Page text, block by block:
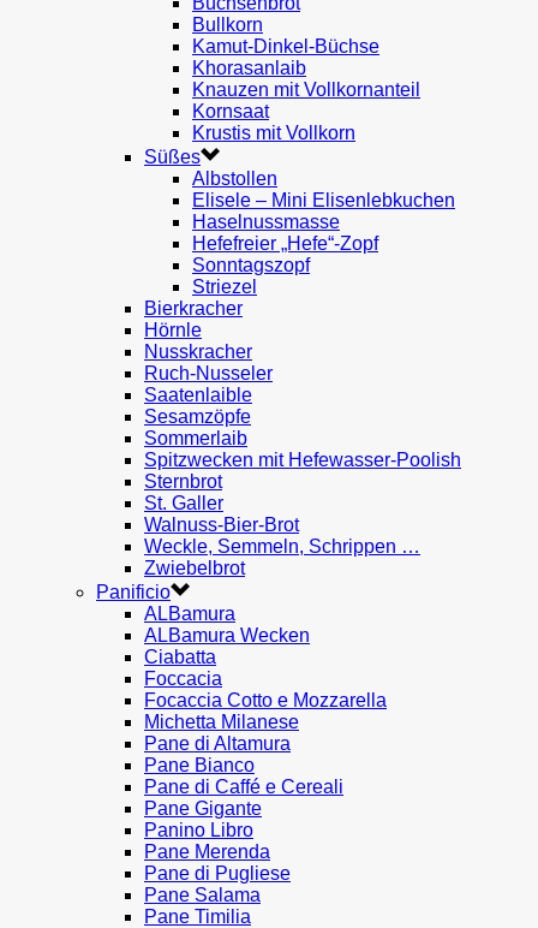
Bullkorn
Kamut-Dinkel-Büchse
Khorasanlaib
Knauzen mit Vollkornanteil
Kornsaat
Krustis mit Vollkorn
Süßes
Albstollen
Elisele – Mini Elisenlebkuchen
Haselnussmasse
Hefefreier „Hefe“-Zopf
Sonntagszopf
Striezel
Bierkracher
Hörnle
Nusskracher
Ruch-Nusseler
Saatenlaible
Sesamzöpfe
Sommerlaib
Spitzwecken mit Hefewasser-Poolish
Sternbrot
St. Galler
Walnuss-Bier-Brot
Weckle, Semmeln, Schrippen …
Zwiebelbrot
Panificio
ALBamura
ALBamura Wecken
Ciabatta
Foccacia
Focaccia Cotto e Mozzarella
Michetta Milanese
Pane di Altamura
Pane Bianco
Pane di Caffé e Cereali
Pane Gigante
Panino Libro
Pane Merenda
Pane di Pugliese
Pane Salama
Pane Timilia